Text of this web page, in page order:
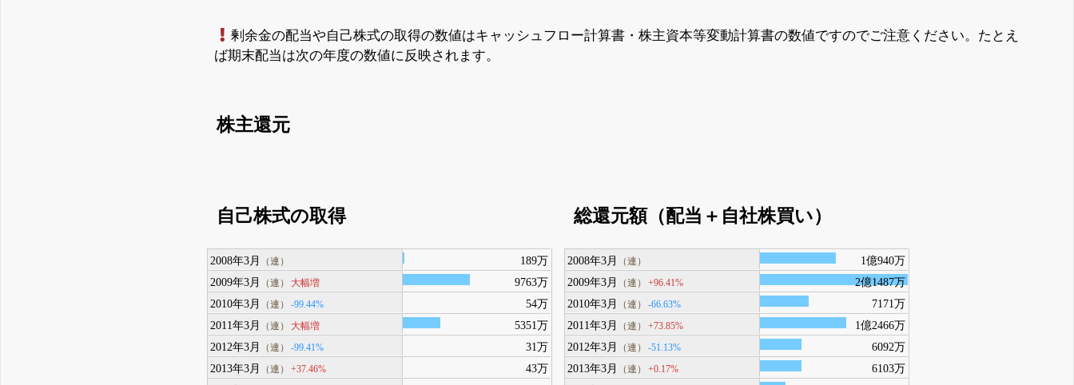
剰余金の配当や自己株式の取得の数値はキャッシュフロー計算書・株主資本等変動計算書の数値ですのでご注意ください。たとえ
ば期末配当は次の年度の数値に反映されます。
株主還元
自己株式の取得
2008年3月 （連）
189万
2009年3月
（連） 大幅増
9763万
2010年3月
（連） -99.44%
54万
2011年3月
（連） 大幅増
5351万
2012年3月
（連） -99.41%
31万
2013年3月
（連） +37.46%
43万
総還元額（配当＋自社株買い）
2008年3月 （連）
1億940万
2009年3月
（連） +96.41%
2億1487万
2010年3月
（連） -66.63%
7171万
2011年3月
（連） +73.85%
1億2466万
2012年3月
（連） -51.13%
6092万
2013年3月
（連） +0.17%
6103万